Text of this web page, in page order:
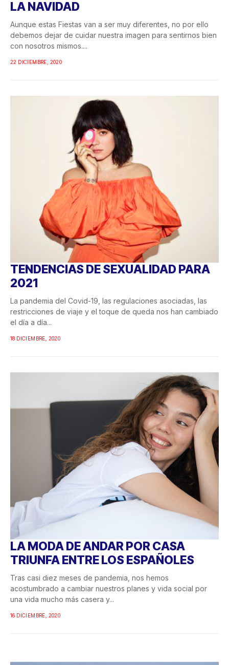
LA NAVIDAD
Aunque estas Fiestas van a ser muy diferentes, no por ello
debemos dejar de cuidar nuestra imagen para sentirnos bien
con nosotros mismos....
22 DICIEMBRE, 2020
TENDENCIAS DE SEXUALIDAD PARA
2021
La pandemia del Covid-19, las regulaciones asociadas, las
restricciones de viaje y el toque de queda nos han cambiado
el día a día...
18 DICIEMBRE, 2020
LA MODA DE ANDAR POR CASA
TRIUNFA ENTRE LOS ESPAÑOLES
Tras casi diez meses de pandemia, nos hemos
acostumbrado a cambiar nuestros planes y vida social por
una vida mucho más casera y...
16 DICIEMBRE, 2020